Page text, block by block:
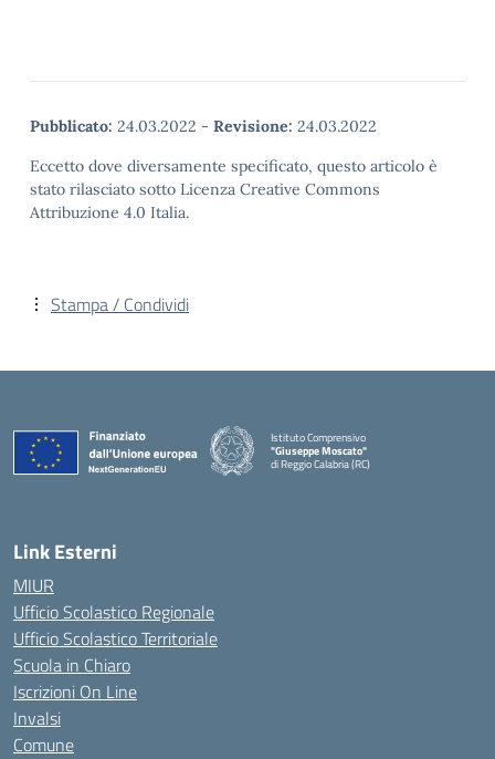
Pubblicato: 24.03.2022 - Revisione: 24.03.2022
Eccetto dove diversamente specificato, questo articolo è
stato rilasciato sotto Licenza Creative Commons
Attribuzione 4.0 Italia.
Stampa / Condividi
Istituto Comprensivo
"Giuseppe Moscato"
di Reggio Calabria (RC)
— Visita la pagina iniziale della scuola
Link Esterni
MIUR
Ufficio Scolastico Regionale
Ufficio Scolastico Territoriale
Scuola in Chiaro
Iscrizioni On Line
Invalsi
Comune